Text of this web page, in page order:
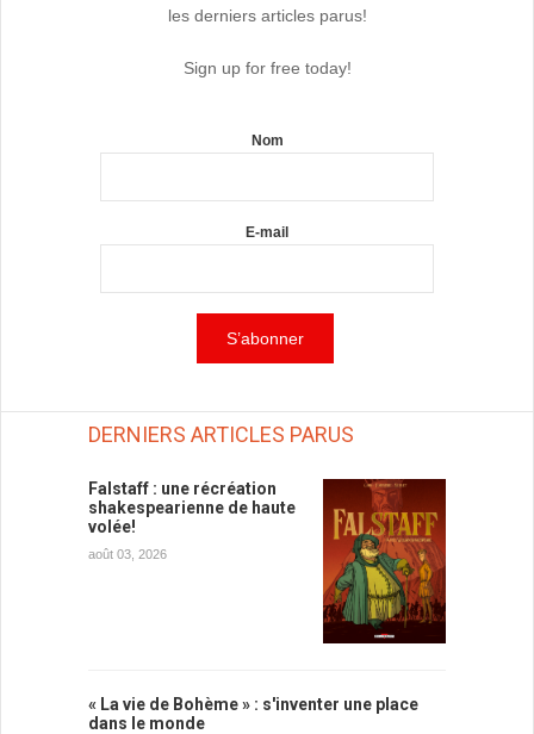
les derniers articles parus!
Sign up for free today!
Nom
E-mail
DERNIERS ARTICLES PARUS
Falstaff : une récréation
shakespearienne de haute
volée!
août 03, 2026
« La vie de Bohème » : s'inventer une place
dans le monde